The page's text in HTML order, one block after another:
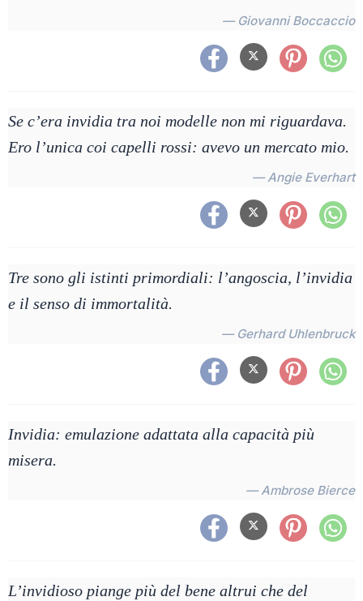
— Giovanni Boccaccio
Se c’era invidia tra noi modelle non mi riguardava.
Ero l’unica coi capelli rossi: avevo un mercato mio.
— Angie Everhart
Tre sono gli istinti primordiali: l’angoscia, l’invidia
e il senso di immortalità.
— Gerhard Uhlenbruck
Invidia: emulazione adattata alla capacità più
misera.
— Ambrose Bierce
L’invidioso piange più del bene altrui che del